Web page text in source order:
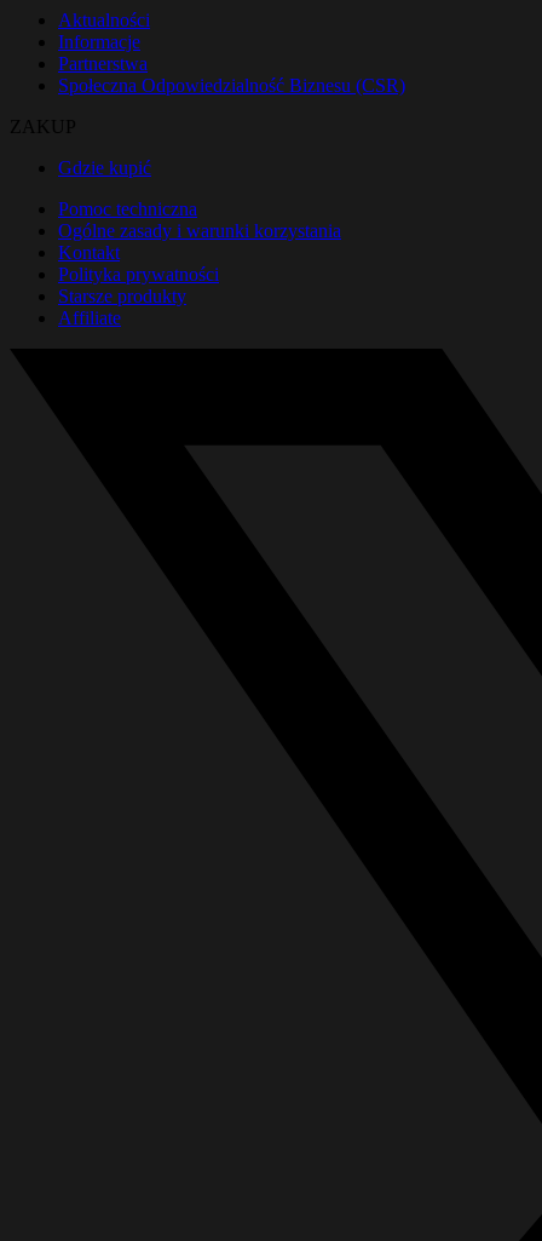
Aktualności
Informacje
Partnerstwa
Społeczna Odpowiedzialność Biznesu (CSR)
ZAKUP
Gdzie kupić
Pomoc techniczna
Ogólne zasady i warunki korzystania
Kontakt
Polityka prywatności
Starsze produkty
Affiliate